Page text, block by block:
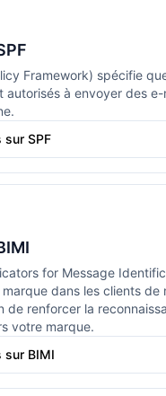
Framework) spécifie
autorisés à envoyer des e-
sur SPF
for Message
dans les clients de
de renforcer la
votre marque.
sur BIMI